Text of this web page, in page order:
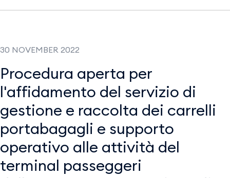
30 NOVEMBER 2022
Procedura aperta per
l'affidamento del servizio di
gestione e raccolta dei carrelli
portabagagli e supporto
operativo alle attività del
terminal passeggeri